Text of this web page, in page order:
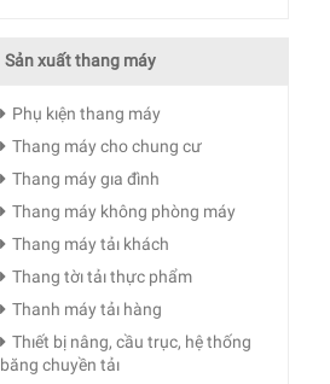
Sản xuất thang máy
Phụ kıện thang máy
Thang máy cho chung cư
Thang máy gıa đình
Thang máy không phòng máy
Thang máy tảı khách
Thang tờı tảı thực phẩm
Thanh máy tảı hàng
Thıết bị nâng, cầu trục, hệ thống
băng chuyền tảı